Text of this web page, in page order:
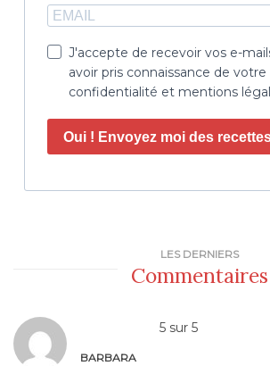
J'accepte de recevoir vos e-
avoir pris connaissance de
confidentialité et mentions
Oui ! Envoyez moi des
LES DERNIERS
Commentaires
5 sur 5
BARBARA